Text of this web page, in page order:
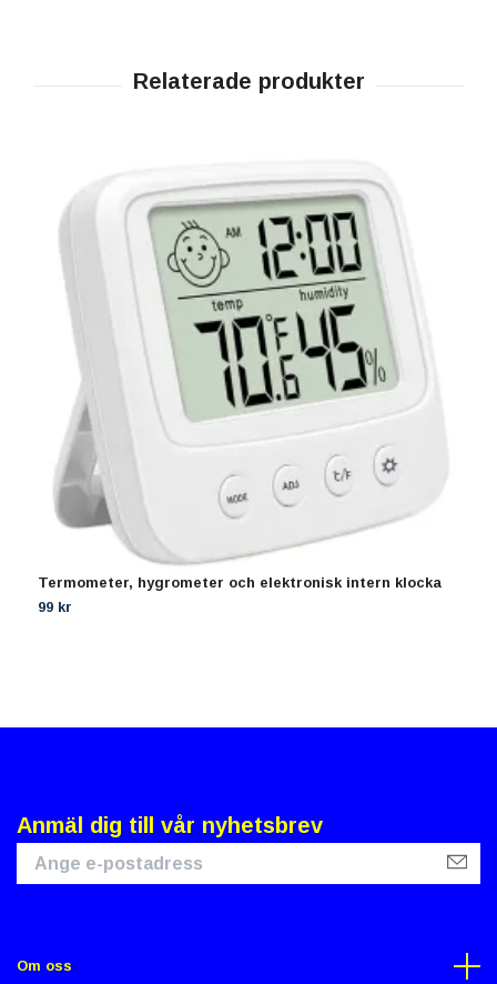
Termometer, hygrometer och elektronisk intern klocka
99 kr
Anmäl dig till vår nyhetsbrev
Om oss